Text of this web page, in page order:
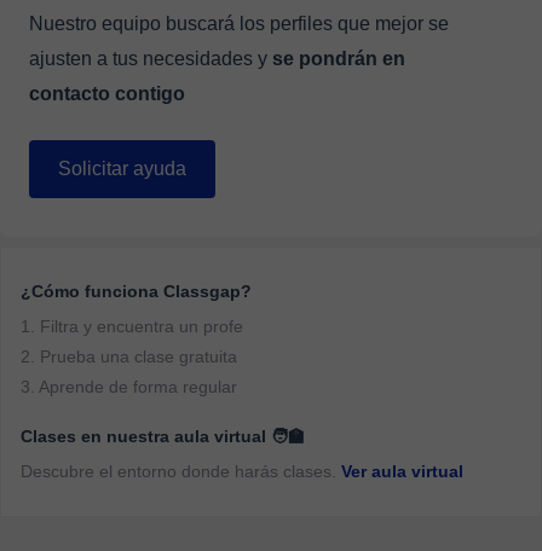
Nuestro equipo buscará los perfiles que mejor se
ajusten a tus necesidades y se pondrán en
contacto contigo
Solicitar ayuda
¿Cómo funciona Classgap?
1. Filtra y encuentra un profe
2. Prueba una clase gratuita
3. Aprende de forma regular
Clases en nuestra aula virtual 🧑‍🏫
Descubre el entorno donde harás clases. Ver aula virtual